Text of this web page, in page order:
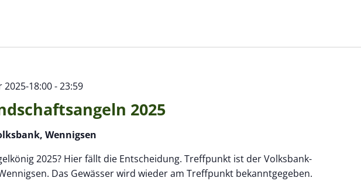
2025
2025-18:00-23:59
Wennigsen
2025? Hier fällt die Entscheidung. Treffpunkt ist der Volksbank-
Das Gewässer wird wieder am Treffpunkt bekanntgegeben.